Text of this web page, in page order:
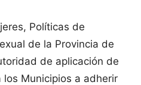
Políticas de
de la Provincia de
de aplicación de
Municipios a adherir